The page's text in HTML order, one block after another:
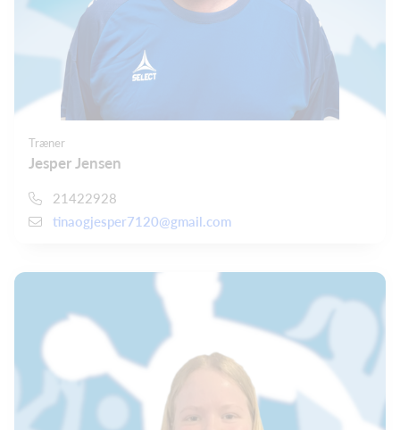
Træner
Jesper Jensen
21422928
tinaogjesper7120@gmail.com